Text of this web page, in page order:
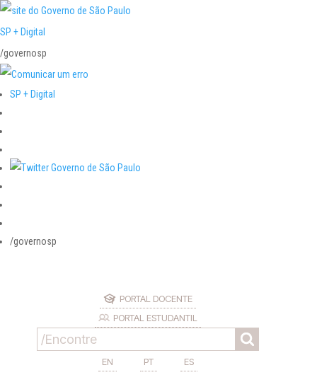
SP + Digital
/governosp
SP + Digital
/governosp
PORTAL DOCENTE
PORTAL ESTUDANTIL
EN PT ES